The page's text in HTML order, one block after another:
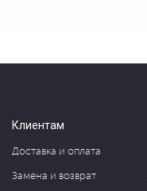
Клиентам
Доставка и оплата
Замена и возврат